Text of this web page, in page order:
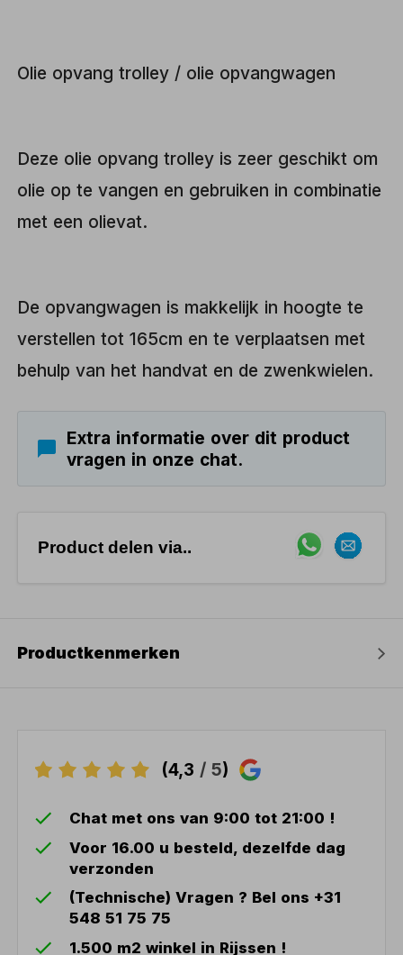
Olie opvang trolley / olie opvangwagen
Deze olie opvang trolley is zeer geschikt om
olie op te vangen en gebruiken in combinatie
met een olievat.
De opvangwagen is makkelijk in hoogte te
verstellen tot 165cm en te verplaatsen met
behulp van het handvat en de zwenkwielen.
Extra informatie over dit product
vragen in onze chat.
Product delen via..
Productkenmerken
(4,3 / 5)
Chat met ons van 9:00 tot 21:00 !
Voor 16.00 u besteld, dezelfde dag
verzonden
(Technische) Vragen ? Bel ons +31
548 51 75 75
1.500 m2 winkel in Rijssen !